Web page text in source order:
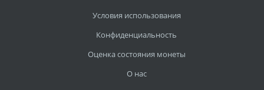
Условия использования
Конфиденциальность
Оценка состояния монеты
О нас